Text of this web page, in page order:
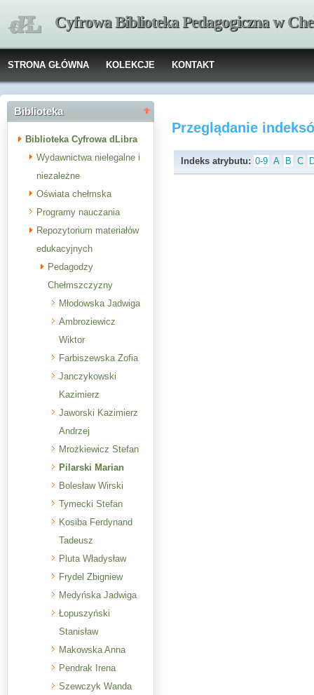
Cyfrowa Biblioteka Pedagogiczna w
STRONA GŁÓWNA KOLEKCJE KONTAKT
Biblioteka
Biblioteka Cyfrowa dLibra
Wydawnictwa nielegalne i
niezależne
Oświata chełmska
Programy nauczania
Repozytorium materiałów
edukacyjnych
Pedagodzy
Chełmszczyzny
Młodowska Jadwiga
Ambroziewicz
Wiktor
Farbiszewska Zofia
Janczykowski
Kazimierz
Jaworski Kazimierz
Andrzej
Mrożkiewicz Stefan
Pilarski Marian
Bolesław Wirski
Tymecki Stefan
Kosiba Ferdynand
Tadeusz
Pluta Władysław
Frydel Zbigniew
Medyńska Jadwiga
Łopuszyński
Stanisław
Makowska Anna
Pendrak Irena
Szewczyk Wanda
Przeglądanie
Indeks atrybutu: 0-9 A B C